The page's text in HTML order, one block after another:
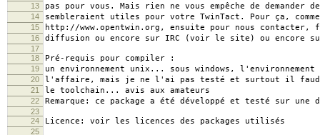
13 pas pour vous. Mais rien ne vous empêche de demander
14 sembleraient utiles pour votre TwinTact. Pour ça,
15 http://www.opentwin.org, ensuite pour nous
16 diffusion ou encore sur IRC (voir le site) ou encore
17
18
Pré-requis pour compiler :
19 un environnement unix... sous windows,
20 l'affaire, mais je ne l'ai pas testé et surtout il
21 le toolchain... avis aux amateurs
22 Remarque: ce package a été développé et testé sur
23
24
Licence: voir les licences des packages utilisés
25